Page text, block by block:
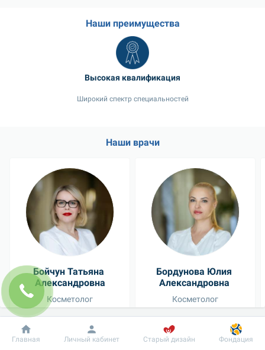
Наши преимущества
Высокая квалификация
Широкий спектр специальностей
Наши врачи
Бойчун Татьяна
Александровна
Косметолог
Бордунова Юлия
Александровна
Косметолог
Посмотреть всех врачей
Добробут Информация Пациенту
Главная Личный кабинет Старый дизайн Фондация